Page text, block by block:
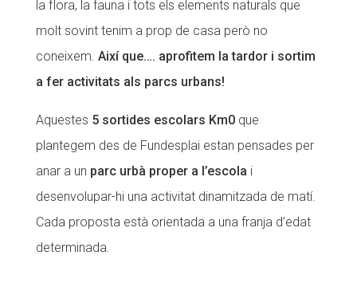
la flora, la fauna i tots els elements naturals que
molt sovint tenim a prop de casa però no
coneixem. Així que…. aprofitem la tardor i sortim
a fer activitats als parcs urbans!
Aquestes 5 sortides escolars Km0que
plantegem des de Fundesplai estan pensades per
anar a un parc urbà proper a l’escola i
desenvolupar-hi una activitat dinamitzada de matí.
Cada proposta està orientada a una franja d’edat
determinada.
Butlletins
Diari de la Fundació
COL·LABORA
Fes voluntariat
Fes un donatiu